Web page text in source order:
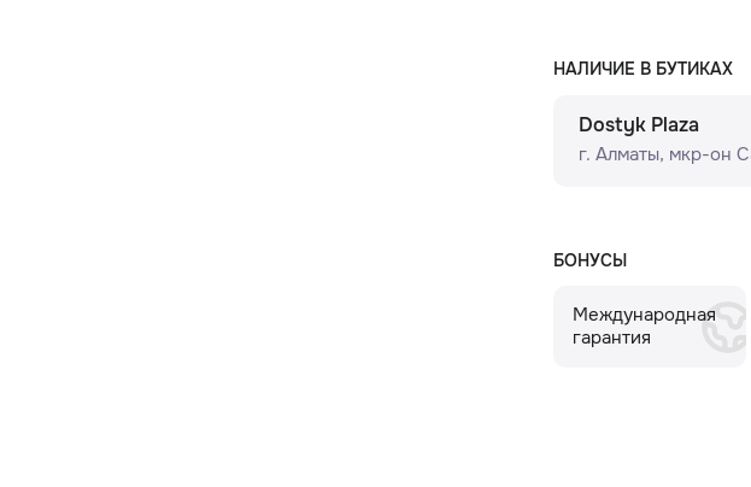
НАЛИЧИЕ В БУТИКАХ
Dostyk Plaza
г. Алматы, мкр-он
БОНУСЫ
Международная
гарантия